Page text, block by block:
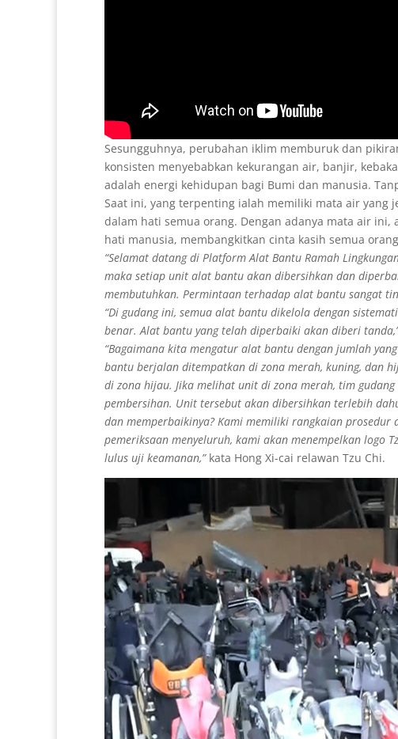
Sesungguhnya, perubahan iklim memburuk dan
konsisten menyebabkan kekurangan air, banjir,
adalah energi kehidupan bagi Bumi dan manusia.
Saat ini, yang terpenting ialah memiliki mata air
dalam hati semua orang. Dengan adanya mata air
hati manusia, membangkitkan cinta kasih semua
“Selamat datang di Platform Alat Bantu Ramah
maka setiap unit alat bantu akan dibersihkan dan
membutuhkan. Permintaan terhadap alat bantu sangat
“Di gudang ini, semua alat bantu dikelola dengan
benar. Alat bantu yang telah diperbaiki akan diberi
“Bagaimana kita mengatur alat bantu dengan jumlah
bantu berjalan ditempatkan di zona merah, kuning, dan
di zona hijau. Jika melihat unit di zona merah, tim
pembersihan. Unit tersebut akan dibersihkan terlebih
dan memperbaikinya? Kami memiliki rangkaian
pemeriksaan menyeluruh, kami akan menempelkan logo
lulus uji keamanan,”kata Hong Xi-cai relawan Tzu Chi.